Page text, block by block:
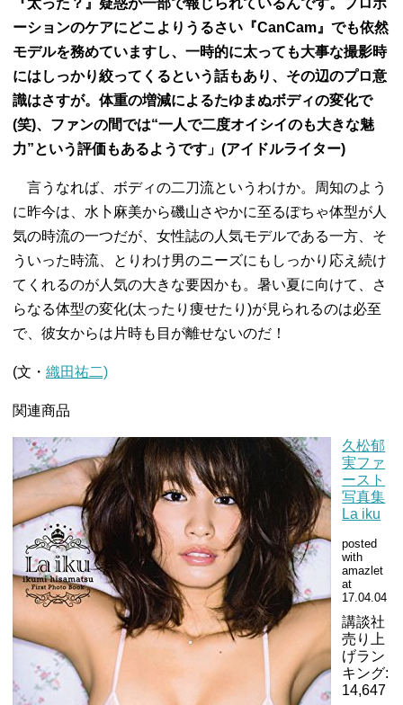
『太った？』疑惑が一部で報じられているんです。プロポ
ーションのケアにどこよりうるさい『CanCam』でも依然
モデルを務めていますし、一時的に太っても大事な撮影時
にはしっかり絞ってくるという話もあり、その辺のプロ意
識はさすが。体重の増減によるたゆまぬボディの変化で
(笑)、ファンの間では“一人で二度オイシイのも大きな魅
力”という評価もあるようです」(アイドルライター)
言うなれば、ボディの二刀流というわけか。周知のよう
に昨今は、水卜麻美から磯山さやかに至るぽちゃ体型が人
気の時流の一つだが、女性誌の人気モデルである一方、そ
ういった時流、とりわけ男のニーズにもしっかり応え続け
てくれるのが人気の大きな要因かも。暑い夏に向けて、さ
らなる体型の変化(太ったり痩せたり)が見られるのは必至
で、彼女からは片時も目が離せないのだ！
(文・織田祐二)
関連商品
久松郁
実ファ
ースト
写真集
La iku
posted
with
amazlet
at
17.04.04
講談社
売り上
げラン
キング:
14,647